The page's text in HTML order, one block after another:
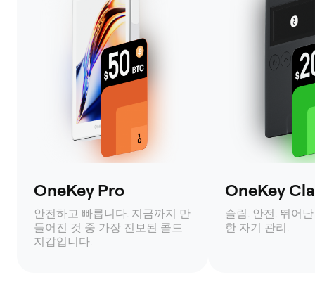
OneKey Pro
안전하고 빠릅니다. 지금까지 만
들어진 것 중 가장 진보된 콜드
지갑입니다.
OneKey
슬림. 안전. 뛰어
한 자기 관리.